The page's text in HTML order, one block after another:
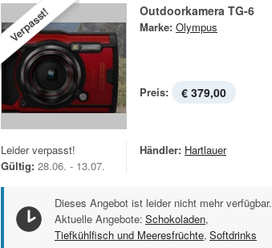
Verpasst! Outdoorkamera TG-6
Marke: Olympus
Preis: € 379,00
Leider verpasst!
Gültig: 28.06. - 13.07.
Händler: Hartlauer
Dieses Angebot ist leider nicht mehr verfügbar.
Aktuelle Angebote: Schokoladen,
Tiefkühlfisch und Meeresfrüchte, Softdrinks